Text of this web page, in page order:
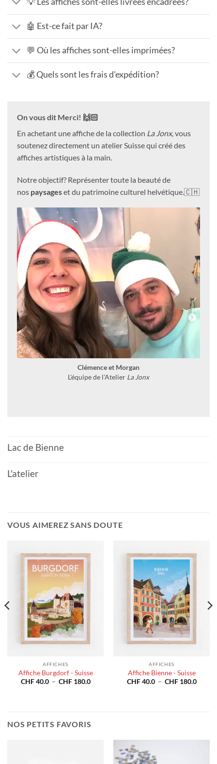
🤖 Est-ce fait par IA?
💬 Où les affiches sont-elles imprimées?
💰 Quels sont les frais d'expédition?
On vous dit Merci! 🙌🏻
En achetant une affiche de la collection La Jonx, vous
soutenez directement un atelier Suisse qui créé des
affiches artistiques à la main.
Notre objectif? Représenter toute la beauté de
nos paysageset du patrimoine culturel helvétique.🇨🇭
Clémence et Morgan
L'équipe de l'Atelier La Jonx
Lac de Bienne
L'atelier
VOUS AIMEREZ SANS DOUTE
AFFICHES
Affiche Burgdorf - Suisse
CHF40.0 – CHF180.0Plage
AFFICHES
Affiche Bienne - Suisse
CHF40.0 – CHF180.0Plage
NOS PETITS FAVORIS